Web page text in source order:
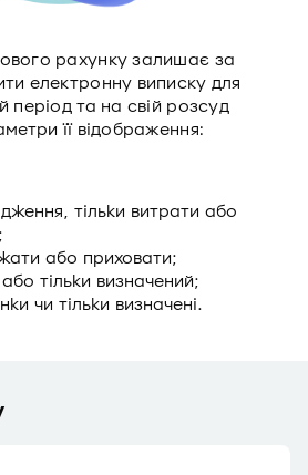
рахунку залишає за
електронну виписку для
період та на свій розсуд
її відображення:
тільки витрати або
або приховати;
тільки визначений;
чи тільки визначені.